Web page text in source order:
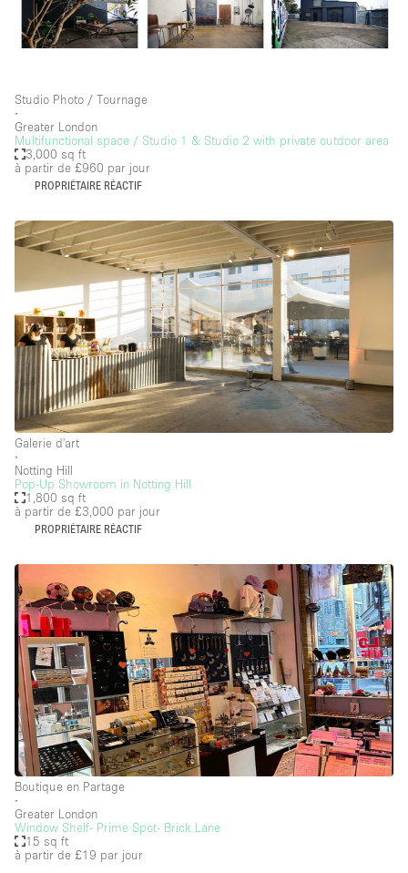
Studio Photo / Tournage
∙
Greater London
Multifunctional space / Studio 1 & Studio 2 with private outdoor area
3,000 sq ft
à partir de £960 par jour
PROPRIÉTAIRE RÉACTIF
Galerie d'art
∙
Notting Hill
Pop-Up Showroom in Notting Hill
1,800 sq ft
à partir de £3,000 par jour
PROPRIÉTAIRE RÉACTIF
Boutique en Partage
∙
Greater London
Window Shelf- Prime Spot- Brick Lane
15 sq ft
à partir de £19 par jour